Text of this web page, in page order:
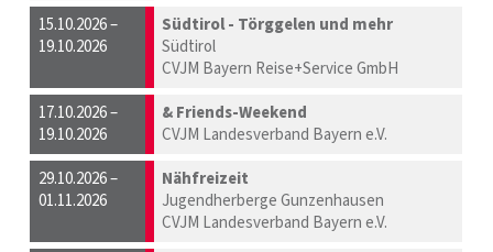
15.10.2026 –
19.10.2026
Südtirol - Törggelen und mehr
Südtirol
CVJM Bayern Reise+Service GmbH
17.10.2026 –
19.10.2026
& Friends-Weekend
CVJM Landesverband Bayern e.V.
29.10.2026 –
01.11.2026
Nähfreizeit
Jugendherberge Gunzenhausen
CVJM Landesverband Bayern e.V.